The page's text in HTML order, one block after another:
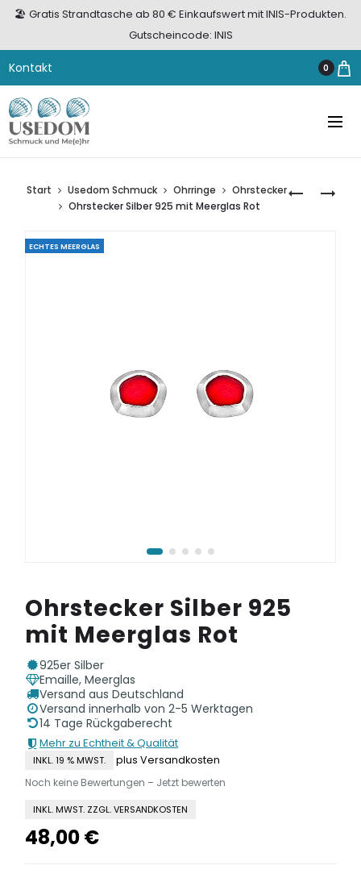
🏖️ Gratis Strandtasche ab 80 € Einkaufswert mit INIS-Produkten.
Gutscheincode: INIS
Kontakt 0
Start Usedom Schmuck Ohrringe
Ohrstecker
Ohrstecker Silber 925 mit Meerglas Rot
ECHTES MEERGLAS
Ohrstecker Silber 925
mit Meerglas Rot
925er Silber
Emaille, Meerglas
Versand aus Deutschland
Versand innerhalb von 2-5 Werktagen
14 Tage Rückgaberecht
Mehr zu Echtheit & Qualität
INKL. 19 % MWST.
plus Versandkosten
Noch keine Bewertungen – Jetzt bewerten
INKL. MWST. ZZGL. VERSANDKOSTEN
48,00€